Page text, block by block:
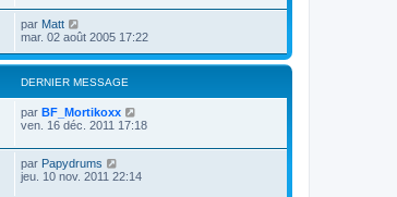
par Matt
mar. 02 août 2005 17:22
DERNIER MESSAGE
par BF_Mortikoxx
ven. 16 déc. 2011 17:18
par Papydrums
jeu. 10 nov. 2011 22:14